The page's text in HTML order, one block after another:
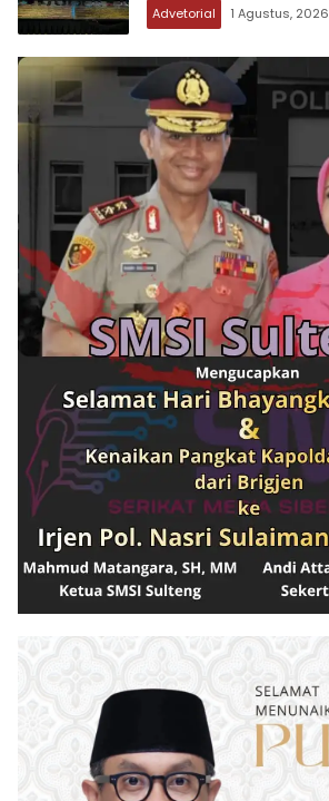
Advetorial 1 Agustus, 2026